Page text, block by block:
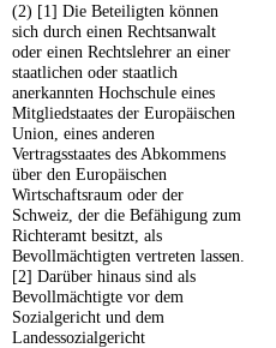
(2) [1] Die Beteiligten können
sich durch einen Rechtsanwalt
oder einen Rechtslehrer an einer
staatlichen oder staatlich
anerkannten Hochschule eines
Mitgliedstaates der Europäischen
Union, eines anderen
Vertragsstaates des Abkommens
über den Europäischen
Wirtschaftsraum oder der
Schweiz, der die Befähigung zum
Richteramt besitzt, als
Bevollmächtigten vertreten lassen.
[2] Darüber hinaus sind als
Bevollmächtigte vor dem
Sozialgericht und dem
Landessozialgericht